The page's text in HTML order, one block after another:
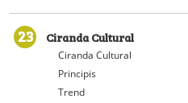
23 Ciranda Cultural
Ciranda Cultural
Principis
Trend